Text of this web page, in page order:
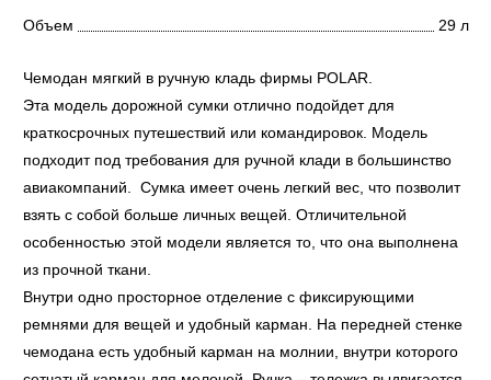
Объем 29 л
Чемодан мягкий в ручную кладь фирмы POLAR.
Эта модель дорожной сумки отлично подойдет для
краткосрочных путешествий или командировок. Модель
подходит под требования для ручной клади в большинство
авиакомпаний. Сумка имеет очень легкий вес, что позволит
взять с собой больше личных вещей. Отличительной
особенностью этой модели является то, что она выполнена
из прочной ткани.
Внутри одно просторное отделение с фиксирующими
ремнями для вещей и удобный карман. На передней стенке
чемодана есть удобный карман на молнии, внутри которого